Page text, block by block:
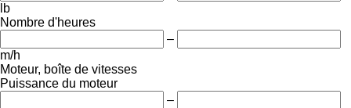
lb
Nombre d'heures
–
m/h
Moteur, boîte de vitesses
Puissance du moteur
–